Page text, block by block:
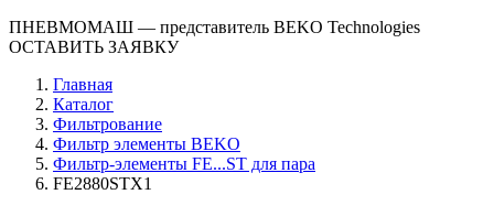
ПНЕВМОМАШ — представитель BEKO Technologies
ОСТАВИТЬ ЗАЯВКУ
Главная
Каталог
Фильтрование
Фильтр элементы BEKO
Фильтр-элементы FE...ST для пара
FE2880STX1